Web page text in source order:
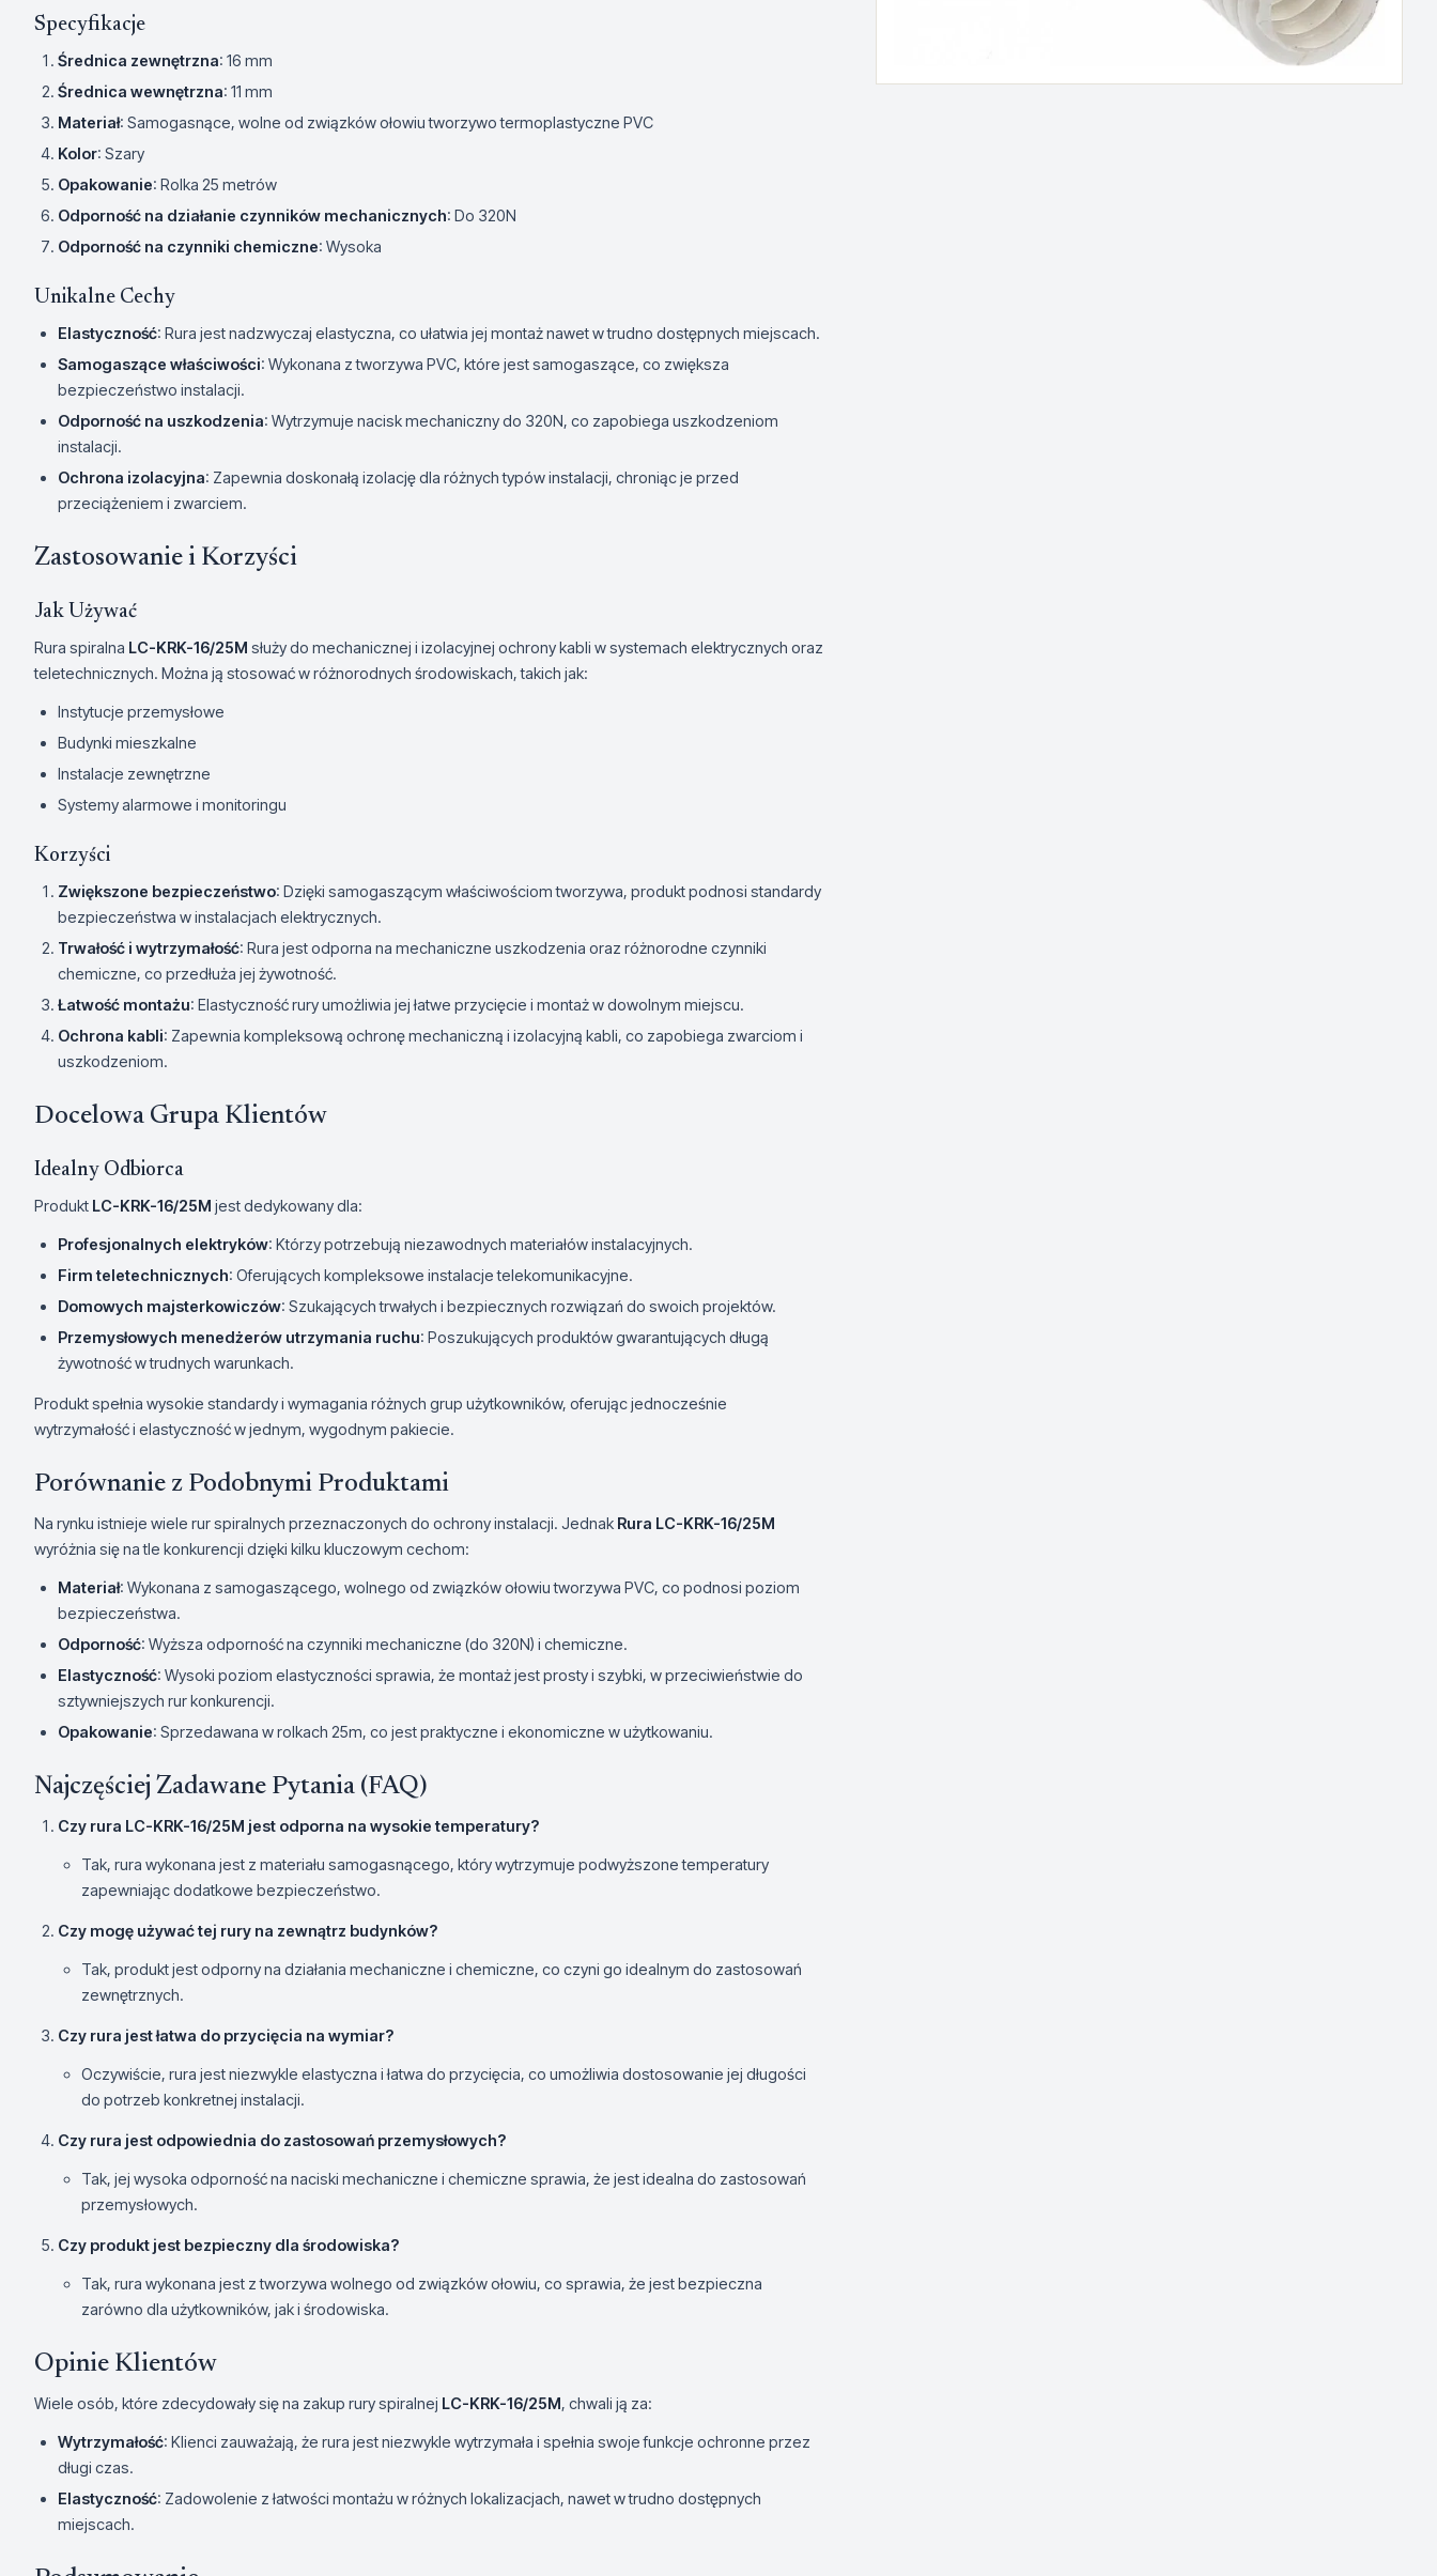
Specyfikacje
Średnica zewnętrzna: 16 mm
Średnica wewnętrzna: 11 mm
Materiał: Samogasnące, wolne od związków ołowiu tworzywo termoplastyczne PVC
Kolor: Szary
Opakowanie: Rolka 25 metrów
Odporność na działanie czynników mechanicznych: Do 320N
Odporność na czynniki chemiczne: Wysoka
Unikalne Cechy
Elastyczność: Rura jest nadzwyczaj elastyczna, co ułatwia jej montaż nawet w trudno dostępnych miejscach.
Samogaszące właściwości: Wykonana z tworzywa PVC, które jest samogaszące, co zwiększa
bezpieczeństwo instalacji.
Odporność na uszkodzenia: Wytrzymuje nacisk mechaniczny do 320N, co zapobiega uszkodzeniom
instalacji.
Ochrona izolacyjna: Zapewnia doskonałą izolację dla różnych typów instalacji, chroniąc je przed
przeciążeniem i zwarciem.
Zastosowanie i Korzyści
Jak Używać
Rura spiralna LC-KRK-16/25M służy do mechanicznej i izolacyjnej ochrony kabli w systemach elektrycznych oraz
teletechnicznych. Można ją stosować w różnorodnych środowiskach, takich jak:
Instytucje przemysłowe
Budynki mieszkalne
Instalacje zewnętrzne
Systemy alarmowe i monitoringu
Korzyści
Zwiększone bezpieczeństwo: Dzięki samogaszącym właściwościom tworzywa, produkt podnosi standardy
bezpieczeństwa w instalacjach elektrycznych.
Trwałość i wytrzymałość: Rura jest odporna na mechaniczne uszkodzenia oraz różnorodne czynniki
chemiczne, co przedłuża jej żywotność.
Łatwość montażu: Elastyczność rury umożliwia jej łatwe przycięcie i montaż w dowolnym miejscu.
Ochrona kabli: Zapewnia kompleksową ochronę mechaniczną i izolacyjną kabli, co zapobiega zwarciom i
uszkodzeniom.
Docelowa Grupa Klientów
Idealny Odbiorca
Produkt LC-KRK-16/25M jest dedykowany dla:
Profesjonalnych elektryków: Którzy potrzebują niezawodnych materiałów instalacyjnych.
Firm teletechnicznych: Oferujących kompleksowe instalacje telekomunikacyjne.
Domowych majsterkowiczów: Szukających trwałych i bezpiecznych rozwiązań do swoich projektów.
Przemysłowych menedżerów utrzymania ruchu: Poszukujących produktów gwarantujących długą
żywotność w trudnych warunkach.
Produkt spełnia wysokie standardy i wymagania różnych grup użytkowników, oferując jednocześnie
wytrzymałość i elastyczność w jednym, wygodnym pakiecie.
Porównanie z Podobnymi Produktami
Na rynku istnieje wiele rur spiralnych przeznaczonych do ochrony instalacji. Jednak Rura LC-KRK-16/25M
wyróżnia się na tle konkurencji dzięki kilku kluczowym cechom:
Materiał: Wykonana z samogaszącego, wolnego od związków ołowiu tworzywa PVC, co podnosi poziom
bezpieczeństwa.
Odporność: Wyższa odporność na czynniki mechaniczne (do 320N) i chemiczne.
Elastyczność: Wysoki poziom elastyczności sprawia, że montaż jest prosty i szybki, w przeciwieństwie do
sztywniejszych rur konkurencji.
Opakowanie: Sprzedawana w rolkach 25m, co jest praktyczne i ekonomiczne w użytkowaniu.
Najczęściej Zadawane Pytania (FAQ)
Czy rura LC-KRK-16/25M jest odporna na wysokie temperatury?
Tak, rura wykonana jest z materiału samogasnącego, który wytrzymuje podwyższone temperatury
zapewniając dodatkowe bezpieczeństwo.
Czy mogę używać tej rury na zewnątrz budynków?
Tak, produkt jest odporny na działania mechaniczne i chemiczne, co czyni go idealnym do zastosowań
zewnętrznych.
Czy rura jest łatwa do przycięcia na wymiar?
Oczywiście, rura jest niezwykle elastyczna i łatwa do przycięcia, co umożliwia dostosowanie jej długości
do potrzeb konkretnej instalacji.
Czy rura jest odpowiednia do zastosowań przemysłowych?
Tak, jej wysoka odporność na naciski mechaniczne i chemiczne sprawia, że jest idealna do zastosowań
przemysłowych.
Czy produkt jest bezpieczny dla środowiska?
Tak, rura wykonana jest z tworzywa wolnego od związków ołowiu, co sprawia, że jest bezpieczna
zarówno dla użytkowników, jak i środowiska.
Opinie Klientów
Wiele osób, które zdecydowały się na zakup rury spiralnej LC-KRK-16/25M, chwali ją za:
Wytrzymałość: Klienci zauważają, że rura jest niezwykle wytrzymała i spełnia swoje funkcje ochronne przez
długi czas.
Elastyczność: Zadowolenie z łatwości montażu w różnych lokalizacjach, nawet w trudno dostępnych
miejscach.